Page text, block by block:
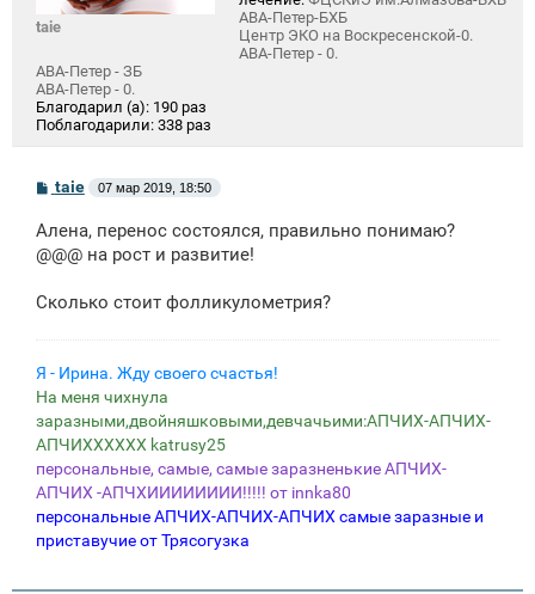
taie
АВА-Петер-БХБ
Центр ЭКО на Воскресенской-0.
АВА-Петер - 0.
АВА-Петер - ЗБ
АВА-Петер - 0.
Благодарил (а): 190 раз
Поблагодарили: 338 раз
С
о
б
щ
е
и
taie 07 мар 2019, 18:50
Алена, перенос состоялся, правильно понимаю?
@@@ на рост и развитие!
Сколько стоит фолликулометрия?
Я - Ирина. Жду своего счастья!
На меня чихнула
заразными,двойняшковыми,девчачьими:АПЧИХ-АПЧИХ-
АПЧИХХХХХХ katrusy25
персональные, самые, самые заразненькие АПЧИХ-
АПЧИХ -АПЧХИИИИИИИИ!!!!! от innka80
персональные АПЧИХ-АПЧИХ-АПЧИХ самые заразные и
приставучие от Трясогузка